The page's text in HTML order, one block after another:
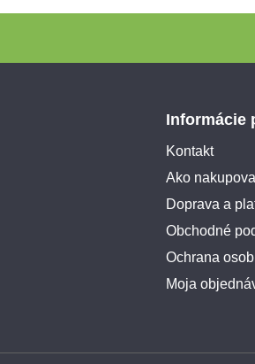
Informácie
Kontakt
Ako
Doprava a
Obchodné
Ochrana
Moja